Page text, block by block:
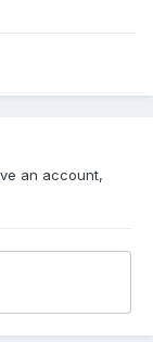
an account,